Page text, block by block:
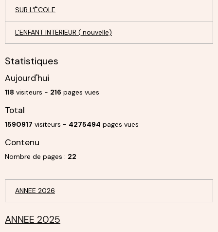
SUR L'ÉCOLE
L'ENFANT INTERIEUR ( nouvelle)
Statistiques
Aujourd'hui
118 visiteurs - 216 pages vues
Total
1590917 visiteurs - 4275494 pages vues
Contenu
Nombre de pages : 22
ANNEE 2026
ANNEE 2025